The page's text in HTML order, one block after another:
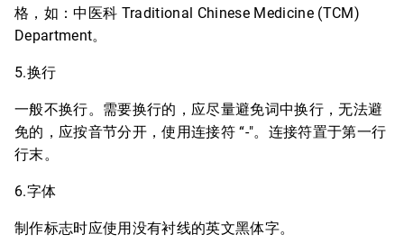
格，如：中医科 Traditional Chinese Medicine (TCM)
Department。
5.换行
一般不换行。需要换行的，应尽量避免词中换行，无法避
免的，应按音节分开，使用连接符 “-"。连接符置于第一行
行末。
6.字体
制作标志时应使用没有衬线的英文黑体字。